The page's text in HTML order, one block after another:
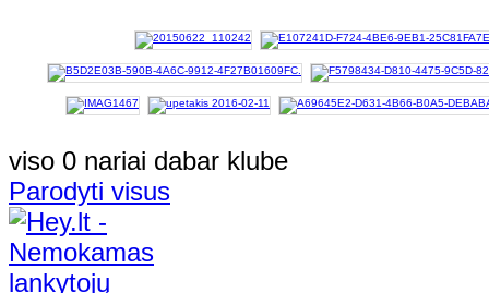
viso 0 nariai dabar klube
Parodyti visus